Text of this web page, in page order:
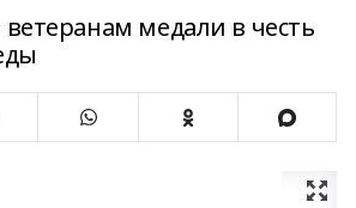
медали в честь